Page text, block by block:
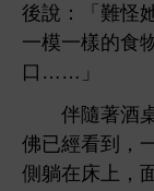
：「難怪
模
樣
……」
伴隨著酒
佛已經
到，
側躺
，